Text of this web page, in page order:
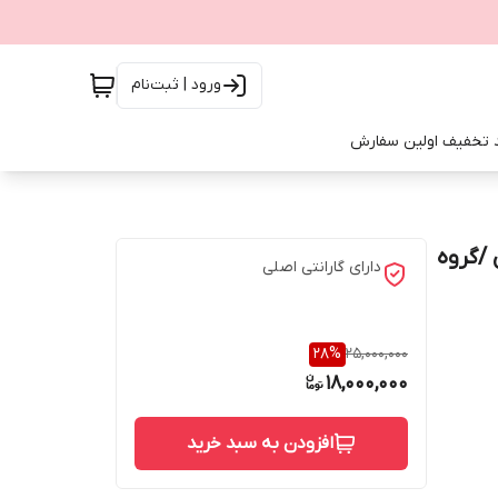
ورود | ثبت‌نام
تخفیف اولین سفارش
/گروه
دارای گارانتی اصلی
25,000,000
28%
18,000,000
افزودن به سبد خرید